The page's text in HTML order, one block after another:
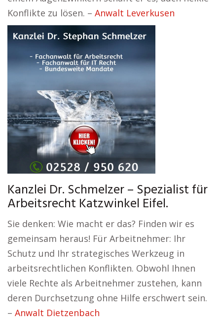
Konflikte zu lösen. – Anwalt Leverkusen
Kanzlei Dr. Schmelzer – Spezialist für
Arbeitsrecht Katzwinkel Eifel.
Sie denken: Wie macht er das? Finden wir es
gemeinsam heraus! Für Arbeitnehmer: Ihr
Schutz und Ihr strategisches Werkzeug in
arbeitsrechtlichen Konflikten. Obwohl Ihnen
viele Rechte als Arbeitnehmer zustehen, kann
deren Durchsetzung ohne Hilfe erschwert sein.
– Anwalt Dietzenbach